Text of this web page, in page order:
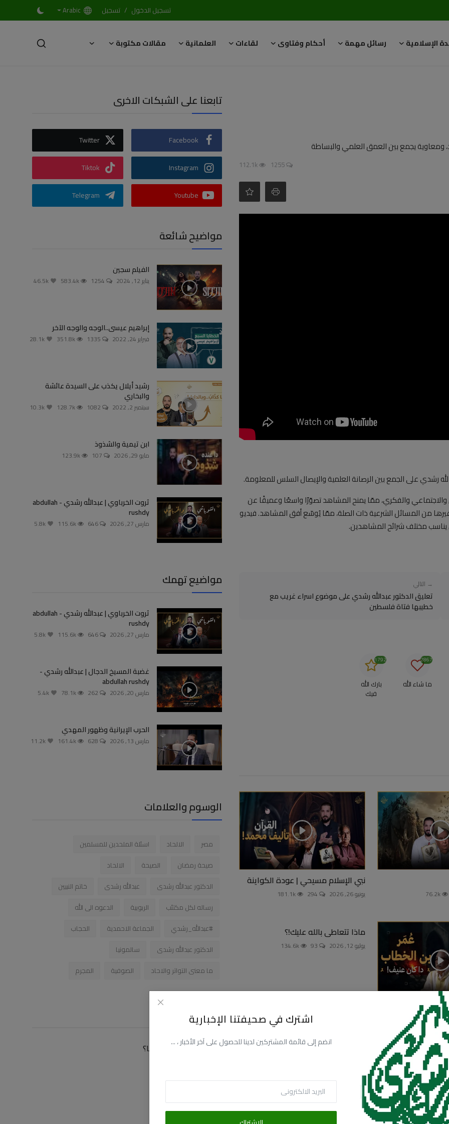
تسجيل الدخول / تسجيل Arabic
الإسلامية رسائل مهمة أحكام وفتاوى لقاءات العلمانية
مقالات مكتوبة
اشترك في صحيفتنا الإخبارية
انضم إلى قائمة المشتركين لدينا للحصول على آخر الأخبار ، ...
يجمع بين العمق العلمي والبساطة
1255
112.1k
على الجمع بين الرصانة العلمية والإيصال السلس للمعلومة.
والفكري، ممّا يمنح المشاهد تصوّرًا واسعًا وعميقًا عن
من المسائل الشرعية ذات الصلة، ممّا يُوسّع أفق المشاهد. فيديو
يناسب مختلف شرائح المشاهدين.
→ التالي
تعليق الدكتور عبدالله رشدي على موضوع اسراء غريب مع
خطيبها فتاة فلسطين
ما شاء الله
2867
بارك الله
فيك
1792
76.2k
نبي الإسلام مسيحي | عودة الكواينة
يونيو 26, 2026 181.1k
ماذا تتعاطى بالله عليك!؟
يوليو 12, 2026 134.6k
البريد الالكترونى
تابعنا على الشبكات الاخرى
Facebook
Twitter
Instagram
Tiktok
Youtube
Telegram
مواضيح شائعة
الفيلم سجين
يناير 12, 2024 1254
583.4k
إبراهيم عيسى..الوجه والوجه الآخر
فبراير 24, 2022 1335
351.8k
رشيد أيلال يكذب على السيدة عائشة
والبخاري
سبتمبر 2, 2022 1082
128.7k
ابن تيمية والشذوذ
مايو 29, 2026 107
123.9k
ثروت الخرباوي | عبدالله رشدي - abdullah
rushdy
مارس 27, 2026 646
115.6k
مواضيع تهمك
ثروت الخرباوي | عبدالله رشدي - abdullah
rushdy
مارس 27, 2026 646
115.6k
غضبة المسيخ الدجال | عبدالله رشدي -
abdullah rushdy
مارس 20, 2026 262
78.1k
الحرب الإيرانية وظهور المهدي
مارس 13, 2026 628
161.4k
الوسوم والعلامات
مصر الالحاد
اسئلة الملحدين للمسلمين
صيحة رمضان
الصيحة
الالحاد
الدكتور عبدالله رشدى
عبدالله رشدى
خاتم النبيين
رساله لكل مكتئب
الربوبية
الدعوه الى الله
#عبدالله_رشدي
الجماعة الاحمدية
الحجاب
الدكتور عبدالله رشدى
سالمونيا
ما معنى التواتر والاحاد
الصوفية المجرم
زاوية التصويت
كيف توصلت الى موقعنا؟
عن طريق فيسبوك
عن طريق اليوتيوب